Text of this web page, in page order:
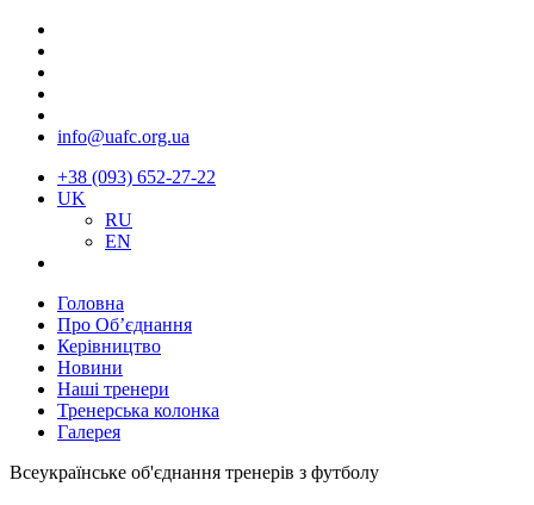
info@uafc.org.ua
+38 (093) 652-27-22
UK
RU
EN
Головна
Про Об’єднання
Керівництво
Новини
Наші тренери
Тренерська колонка
Галерея
Всеукраїнське об'єднання тренерів з футболу